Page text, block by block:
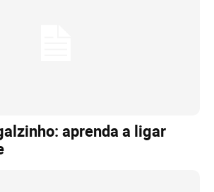
aprenda a ligar